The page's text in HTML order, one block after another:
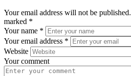
Your email address will not be published.
marked *
Your name *
Your email address *
Website
Your comment